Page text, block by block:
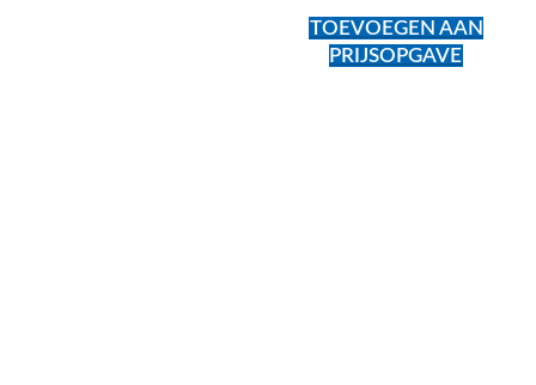
TOEVOEGEN AAN
PRIJSOPGAVE